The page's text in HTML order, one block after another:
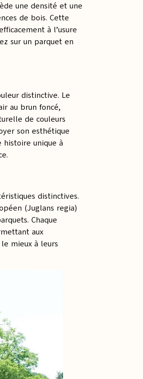
une densité et une
de bois. Cette
à l’usure
sur un parquet en
distinctive. Le
au brun foncé,
de couleurs
son esthétique
unique à
distinctives.
(Juglans regia)
Chaque
aux
mieux à leurs